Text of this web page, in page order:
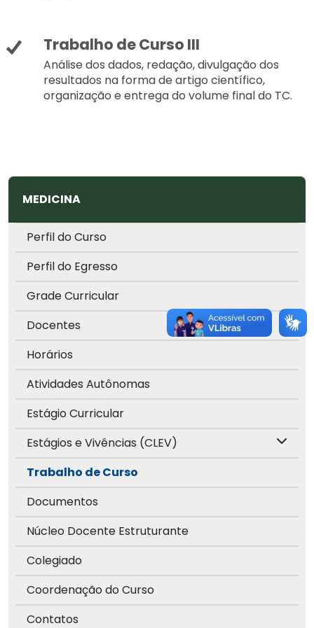
Trabalho de Curso III
Análise dos dados, redação, divulgação dos
resultados na forma de artigo científico,
organização e entrega do volume final do TC.
MEDICINA
Perfil do Curso
Perfil do Egresso
Grade Curricular
Docentes
Horários
Atividades Autônomas
Estágio Curricular
Estágios e Vivências (CLEV)
Trabalho de Curso
Documentos
Núcleo Docente Estruturante
Colegiado
Coordenação do Curso
Contatos